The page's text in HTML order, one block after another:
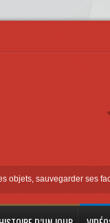
sauvegarder ses factures